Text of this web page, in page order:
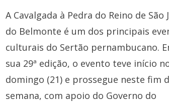
A Cavalgada à Pedra do Reino de São
do Belmonte é um dos principais
culturais do Sertão pernambucano.
sua 29ª edição, o evento teve início
domingo (21) e prossegue neste fim
semana, com apoio do Governo do